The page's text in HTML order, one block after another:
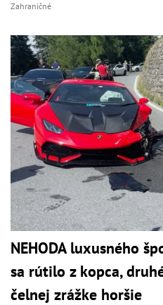
Zahraničné
NEHODA luxusného
sa rútilo z kopca,
čelnej zrážke horšie